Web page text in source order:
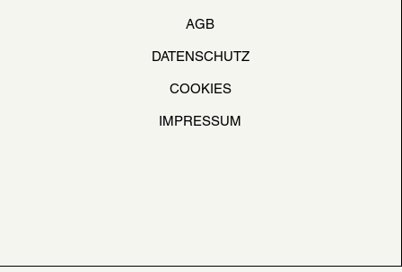
AGB
DATENSCHUTZ
COOKIES
IMPRESSUM